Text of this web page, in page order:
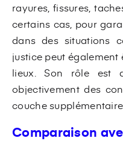
rayures, fissures,
certains cas, pour
dans des situations
justice peut
lieux. Son rôle est
objectivement des
couche
Comparaison